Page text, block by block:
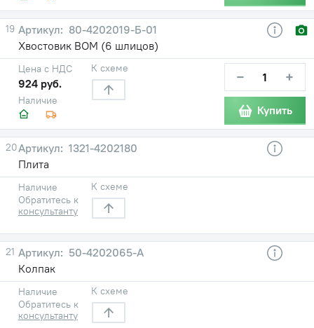
19
80-4202019-Б-01
Хвостовик ВОМ (6 шлицов)
Наличие
Цена с НДС
924 руб.
К схеме − +
Купить
20
1321-4202180
Плита
Наличие
Обратитесь к
консультанту
К схеме
21
50-4202065-A
Колпак
Наличие
Обратитесь к
консультанту
К схеме